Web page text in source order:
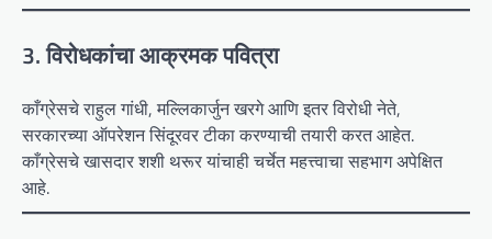
3. विरोधकांचा आक्रमक पवित्रा
काँग्रेसचे राहुल गांधी, मल्लिकार्जुन खरगे आणि इतर विरोधी नेते,
सरकारच्या ऑपरेशन सिंदूरवर टीका करण्याची तयारी करत आहेत.
काँग्रेसचे खासदार शशी थरूर यांचाही चर्चेत महत्त्वाचा सहभाग अपेक्षित
आहे.